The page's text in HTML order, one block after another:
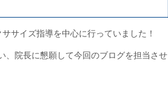
サイズ指導を中心に行っていました！
、院長に懇願して今回のブログを担当させ